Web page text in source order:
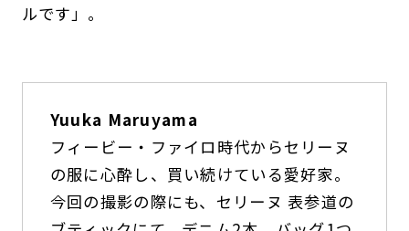
ルです」。
Yuuka Maruyama
フィービー・ファイロ時代からセリーヌ
の服に心酔し、買い続けている愛好家。
今回の撮影の際にも、セリーヌ 表参道の